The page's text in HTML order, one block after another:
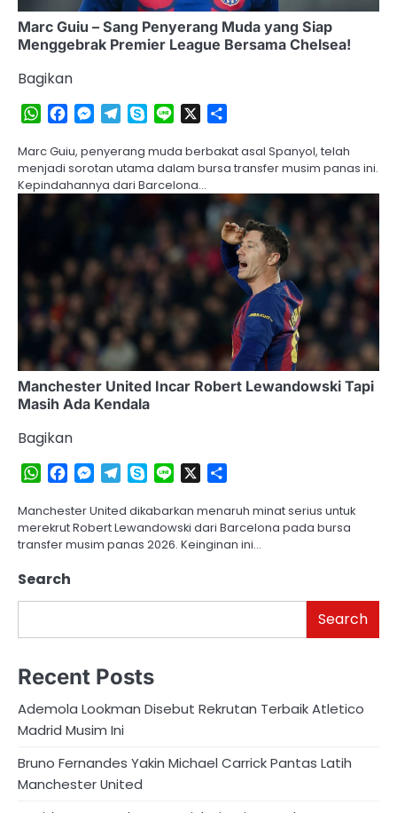
Marc Guiu – Sang Penyerang Muda yang Siap
Menggebrak Premier League Bersama Chelsea!
Bagikan
WhatsApp
Facebook
Messenger
Telegram
SkypeLine
Marc Guiu, penyerang muda berbakat asal Spanyol, telah
menjadi sorotan utama dalam bursa transfer musim panas ini.
Kepindahannya dari Barcelona…
Manchester United Incar Robert Lewandowski Tapi
Masih Ada Kendala
Bagikan
WhatsApp
Facebook
Messenger
Telegram
SkypeLine
Manchester United dikabarkan menaruh minat serius untuk
merekrut Robert Lewandowski dari Barcelona pada bursa
transfer musim panas 2026. Keinginan ini…
Search
Search
Recent Posts
Ademola Lookman Disebut Rekrutan Terbaik Atletico
Madrid Musim Ini
Bruno Fernandes Yakin Michael Carrick Pantas Latih
Manchester United